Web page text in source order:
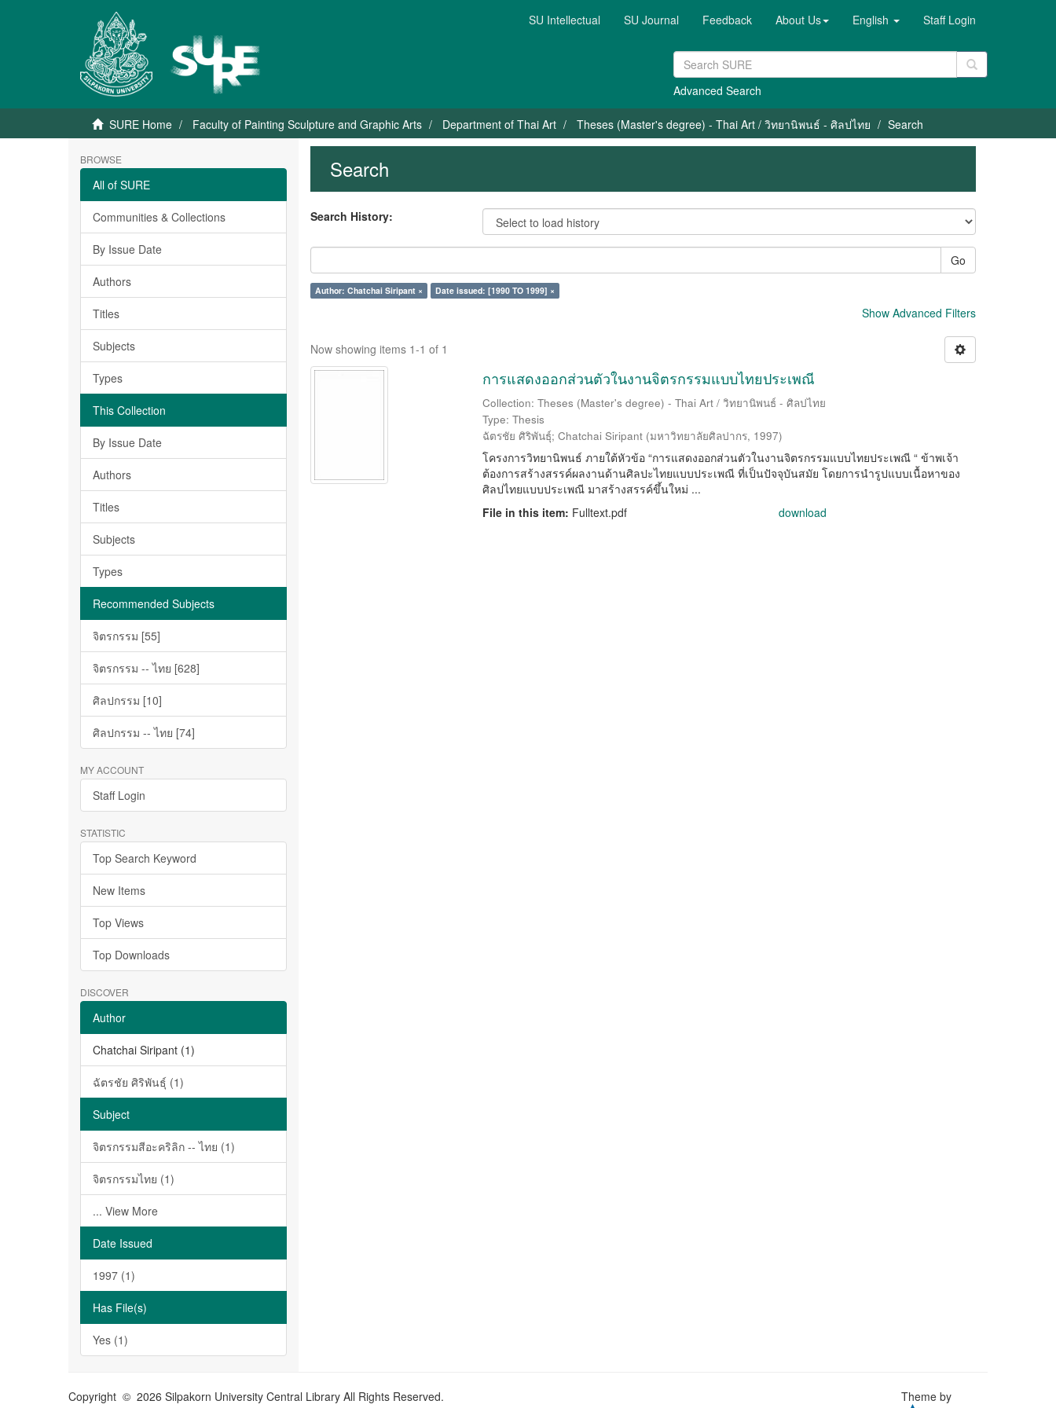
SU Intellectual SU Journal Feedback About Us English Staff Login
Advanced Search
SURE Home Faculty of Painting Sculpture and Graphic Arts Department of Thai Art Theses (Master's degree) - Thai Art / วิทยานิพนธ์ - ศิลปไทย Search
BROWSE
All of SURE
Communities & Collections
By Issue Date
Authors
Titles
Subjects
Types
This Collection
By Issue Date
Authors
Titles
Subjects
Types
Recommended Subjects
จิตรกรรม [55]
จิตรกรรม -- ไทย [628]
ศิลปกรรม [10]
ศิลปกรรม -- ไทย [74]
MY ACCOUNT
Staff Login
STATISTIC
Top Search Keyword
New Items
Top Views
Top Downloads
DISCOVER
Author
Chatchai Siripant (1)
ฉัตรชัย ศิริพันธุ์ (1)
Subject
จิตรกรรมสีอะคริลิก -- ไทย (1)
จิตรกรรมไทย (1)
... View More
Date Issued
1997 (1)
Has File(s)
Yes (1)
Search
Search History:
Go
Author: Chatchai Siripant × Date issued: [1990 TO 1999] ×
Show Advanced Filters
Now showing items 1-1 of 1
การแสดงออกส่วนตัวในงานจิตรกรรมแบบไทยประเพณี
Collection: Theses (Master's degree) - Thai Art / วิทยานิพนธ์ - ศิลปไทย
Type: Thesis
ฉัตรชัย ศิริพันธุ์; Chatchai Siripant (มหาวิทยาลัยศิลปากร, 1997)
โครงการวิทยานิพนธ์ ภายใต้หัวข้อ “การแสดงออกส่วนตัวในงานจิตรกรรมแบบไทยประเพณี “ ข้าพเจ้า
ต้องการสร้างสรรค์ผลงานด้านศิลปะไทยแบบประเพณี ที่เป็นปัจจุบันสมัย โดยการนำรูปแบบเนื้อหาของ
ศิลปไทยแบบประเพณี มาสร้างสรรค์ขึ้นใหม่ ...
File in this item: Fulltext.pdf download
Copyright © 2026 Silpakorn University Central Library All Rights Reserved. Theme by